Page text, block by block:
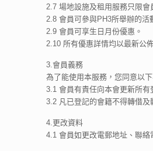
2.7 場地設施及租用服務只限
2.8 會員可參與PH3所舉辦的活
2.9 會員可享生日月份優惠。
2.10 所有優惠詳情均以最新公
3.會員義務
為了能使用本服務，您同意以下
3.1 會員有責任向本會更新所有
3.2 凡已登記的會籍不得轉借
4.更改資料
4.1 會員如更改電郵地址、聯絡